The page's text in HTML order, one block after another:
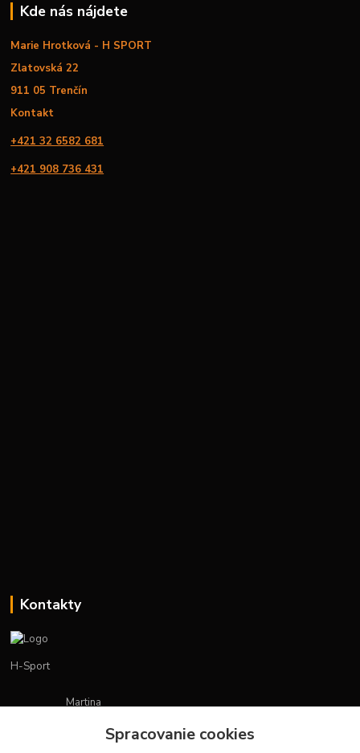
Kde nás nájdete
Marie Hrotková - H SPORT
Zlatovská 22
911 05 Trenčín
Kontakt
+421 32 6582 681
+421 908 736 431
Kontakty
H-Sport
Martina
(Po-Pia, 7-15 hod.)
Spracovanie cookies